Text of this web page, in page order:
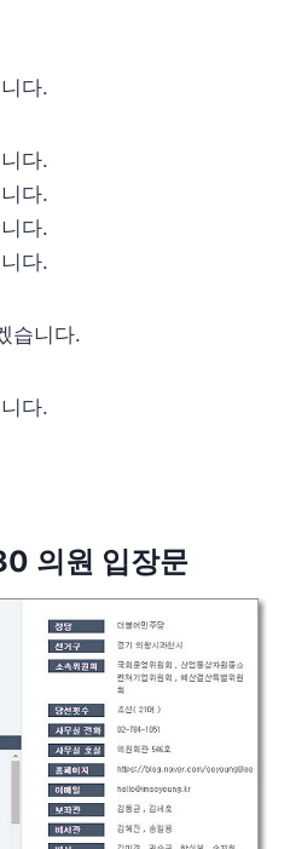
다.
다.
다.
다.
다.
습니다.
다.
의원 입장문